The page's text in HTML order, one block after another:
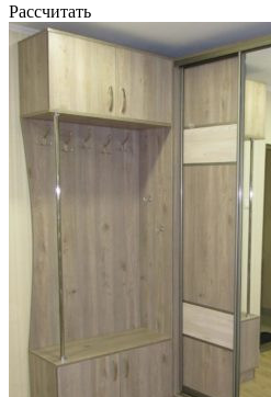
Рассчитать